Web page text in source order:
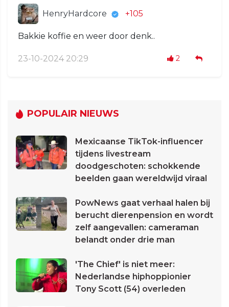
HenryHardcore +105
Bakkie koffie en weer door denk..
23-10-2024 20:29 2
POPULAIR NIEUWS
Mexicaanse TikTok-influencer
tijdens livestream
doodgeschoten: schokkende
beelden gaan wereldwijd viraal
PowNews gaat verhaal halen bij
berucht dierenpension en wordt
zelf aangevallen: cameraman
belandt onder drie man
'The Chief' is niet meer:
Nederlandse hiphoppionier
Tony Scott (54) overleden